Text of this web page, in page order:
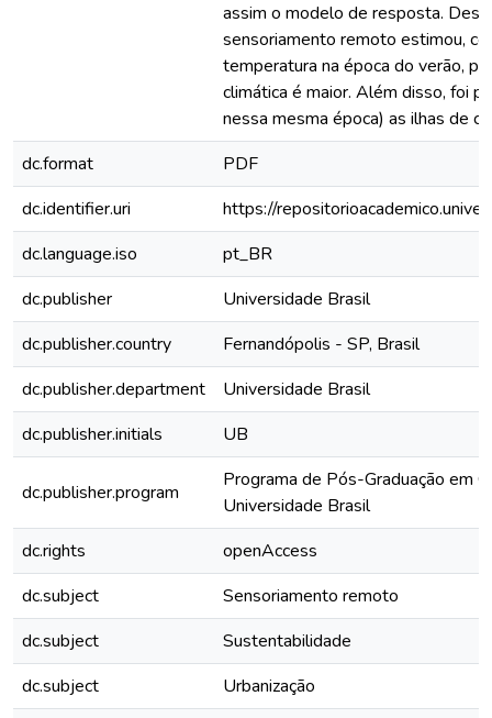
assim o modelo de resposta.
sensoriamento remoto estimou,
temperatura na época do verão,
climática é maior. Além disso, foi
nessa mesma época) as ilhas de
dc.format
PDF
dc.identifier.uri
https://
dc.language.iso
pt_BR
dc.publisher
Universidade Brasil
dc.publisher.country
Fernandópolis - SP, Brasil
dc.publisher.department
Universidade Brasil
dc.publisher.initials
UB
dc.publisher.program
Programa de Pós-Graduação em
Universidade Brasil
dc.rights
openAccess
dc.subject
Sensoriamento remoto
dc.subject
Sustentabilidade
dc.subject
Urbanização